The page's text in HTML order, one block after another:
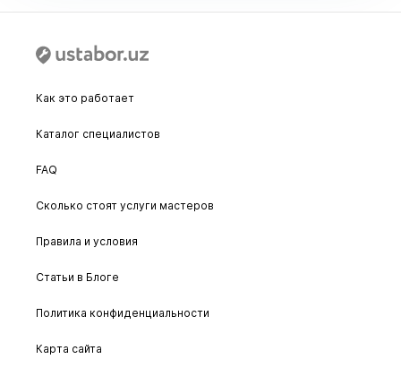
Как это работает
Каталог специалистов
FAQ
Сколько стоят услуги мастеров
Правила и условия
Статьи в Блоге
Политика конфиденциальности
Карта сайта